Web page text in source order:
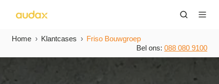
Home Klantcases
Friso Bouwgroep
Bel ons: 088 080 9100